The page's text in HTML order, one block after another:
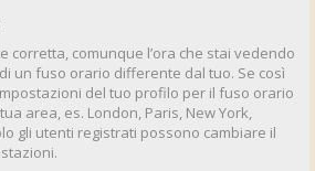
corretta, comunque l’ora che stai vedendo
un fuso orario differente dal tuo. Se così
del tuo profilo per il fuso orario
area, es. London, Paris, New York,
gli utenti registrati possono cambiare il